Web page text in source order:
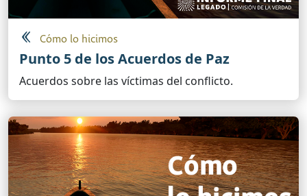
Cómo lo hicimos
Punto 5 de los Acuerdos de Paz
Acuerdos sobre las víctimas del conflicto.